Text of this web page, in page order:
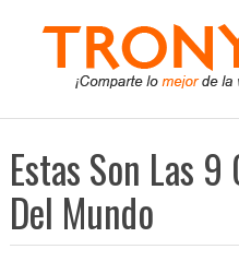
Estas Son Las
Del Mundo